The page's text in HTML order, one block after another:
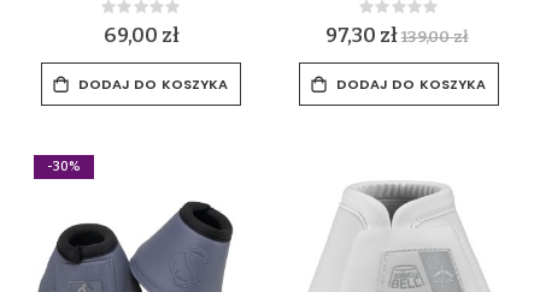
Rating:
0%
69,00 zł
DODAJ DO KOSZYKA
Rating:
0%
97,30 zł139,00 zł
DODAJ DO KOSZYKA
-30%